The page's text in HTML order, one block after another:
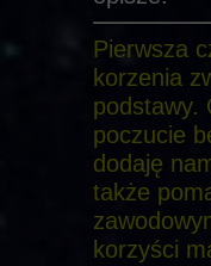
Pierwsza
korzenia
podstawy.
poczucie
dodaję
także
korzyści